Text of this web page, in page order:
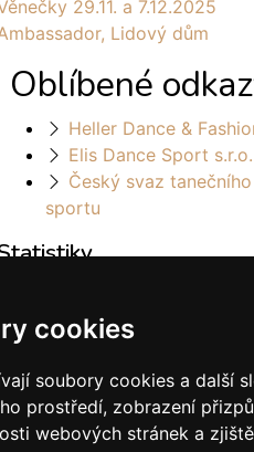
cookies
soubory cookies a další
prostředí, zobrazení
webových stránek a
29.11. a 7.12.2025
Lidový dům
Oblíbené
Heller Dance &
Elis Dance Sport s.r.o.
Český svaz tanečního
sportu
46
31572
Den:
824